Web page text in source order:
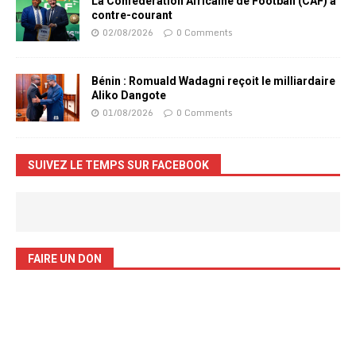
contre-courant
02/08/2026 0 Comments
Bénin : Romuald Wadagni reçoit le milliardaire
Aliko Dangote
01/08/2026 0 Comments
SUIVEZ LE TEMPS SUR FACEBOOK
FAIRE UN DON